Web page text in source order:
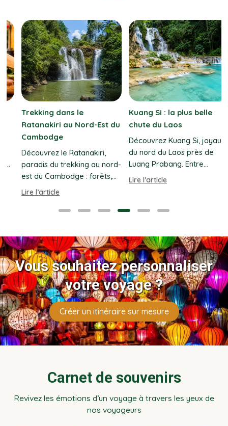
Trekking dans le
Ratanakiri au Nord-Est du
Cambodge
Découvrez le Ratanakiri,
paradis du trekking au nord-
est du Cambodge : forêts,
ethnies, cascades, lacs
parc Virachey
Lire l’article
Kuang Si : la plus belle
chute du Laos
Découvrez Kuang Si, joyau
du nord du Laos près de
Luang Prabang. Entre
bassins turquoise, baignade
Lire l’article
Vous souhaitez personnaliser
votre voyage ?
Créer un itinéraire sur mesure
Carnet de souvenirs
Revivez les émotions d’un voyage à travers les yeux de
nos voyageurs